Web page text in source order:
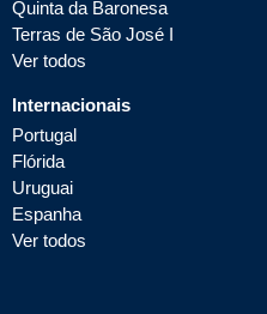
Quinta da Baronesa
Terras de São José I
Ver todos
Internacionais
Portugal
Flórida
Uruguai
Espanha
Ver todos